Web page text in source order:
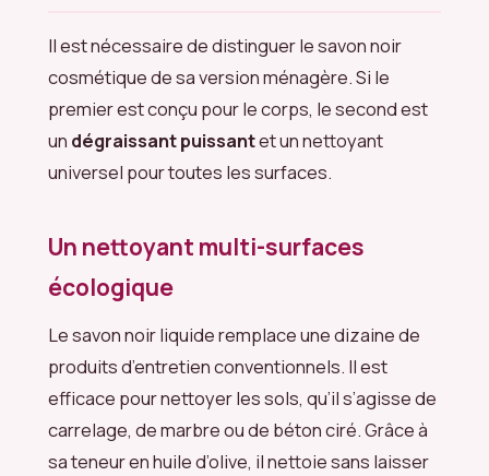
Il est nécessaire de distinguer le savon noir
cosmétique de sa version ménagère. Si le
premier est conçu pour le corps, le second est
un dégraissant puissantet un nettoyant
universel pour toutes les surfaces.
Un nettoyant multi-surfaces
écologique
Le savon noir liquide remplace une dizaine de
produits d’entretien conventionnels. Il est
efficace pour nettoyer les sols, qu’il s’agisse de
carrelage, de marbre ou de béton ciré. Grâce à
sa teneur en huile d’olive, il nettoie sans laisser